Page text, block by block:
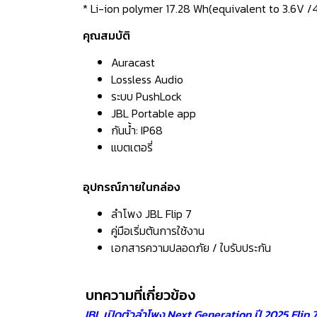
* Li-ion polymer 17.28 Wh(equivalent to 3.6V
คุณสมบัติ
Auracast
Lossless Audio
ระบบ PushLock
JBL Portable app
กันน้ำ: IP68
แบตเตอรี่
อุปกรณ์ภายในกล่อง
ลำโพง JBL Flip 7
คู่มือเริ่มต้นการใช้งาน
เอกสารความปลอดภัย / ใบรับประกัน
บทความที่เกี่ยวข้อง